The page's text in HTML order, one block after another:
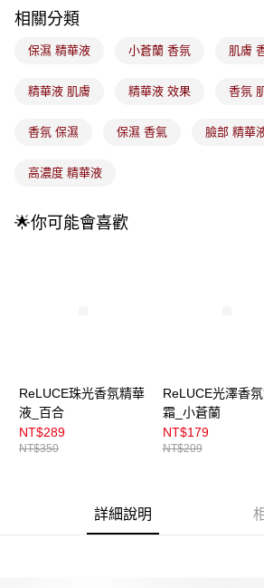
成交易。
4.訂單成立30分鐘內，如未前往確認交易或遇審核
【繳款方式說明】
醒簡訊。
1.本服務係由「台灣大哥大股份有限公司」（以下
用戶於交易時，得透過本服務購買商品或服務，並
運送方式
付款後全家取貨
每筆NT$100，滿NT$899(含以上)免運費
付款後7-11取貨
相關分類
保濕 精華液 小蒼蘭 香氛 肌膚
精華液 肌膚 精華液 效果 香氛
香氛 保濕 保濕 香氣 臉部 精華
高濃度 精華液
🌟你可能會喜歡
ReLUCE珠光香氛精華
液_百合
NT$289
NT$350
ReLUCE光澤香
霜_小蒼蘭
NT$179
NT$209
詳細說明